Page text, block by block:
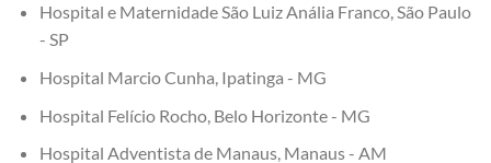
Hospital e Maternidade São Luiz Anália Franco, São Paulo
- SP
Hospital Marcio Cunha, Ipatinga - MG
Hospital Felício Rocho, Belo Horizonte - MG
Hospital Adventista de Manaus, Manaus - AM